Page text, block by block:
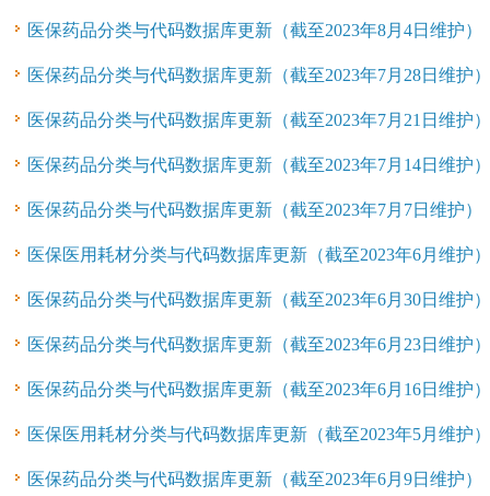
医保药品分类与代码数据库更新（截至2023年8月4日维护）
医保药品分类与代码数据库更新（截至2023年7月28日维护）
医保药品分类与代码数据库更新（截至2023年7月21日维护）
医保药品分类与代码数据库更新（截至2023年7月14日维护）
医保药品分类与代码数据库更新（截至2023年7月7日维护）
医保医用耗材分类与代码数据库更新（截至2023年6月维护）
医保药品分类与代码数据库更新（截至2023年6月30日维护）
医保药品分类与代码数据库更新（截至2023年6月23日维护）
医保药品分类与代码数据库更新（截至2023年6月16日维护）
医保医用耗材分类与代码数据库更新（截至2023年5月维护）
医保药品分类与代码数据库更新（截至2023年6月9日维护）